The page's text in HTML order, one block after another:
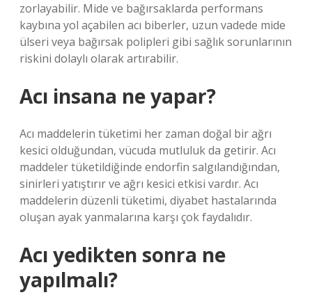
zorlayabilir. Mide ve bağırsaklarda performans
kaybına yol açabilen acı biberler, uzun vadede mide
ülseri veya bağırsak polipleri gibi sağlık sorunlarının
riskini dolaylı olarak artırabilir.
Acı insana ne yapar?
Acı maddelerin tüketimi her zaman doğal bir ağrı
kesici olduğundan, vücuda mutluluk da getirir. Acı
maddeler tüketildiğinde endorfin salgılandığından,
sinirleri yatıştırır ve ağrı kesici etkisi vardır. Acı
maddelerin düzenli tüketimi, diyabet hastalarında
oluşan ayak yanmalarına karşı çok faydalıdır.
Acı yedikten sonra ne
yapılmalı?